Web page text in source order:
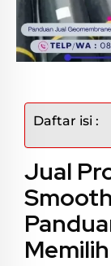
Daftar isi :
Jual